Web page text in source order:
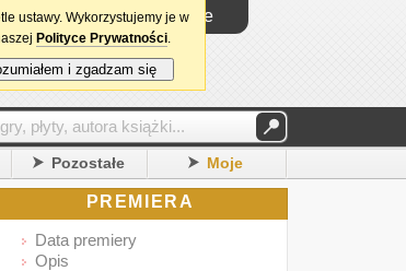
Logowanie
Pozostałe Moje
PREMIERA
Data premiery
Opis
ustawy. Wykorzystujemy je w
Polityce Prywatności.
i zgadzam się